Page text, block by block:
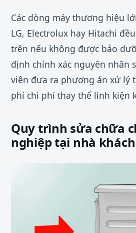
Các dòng máy thương hiệu
LG, Electrolux hay Hitachi
trên nếu không được bảo
định chính xác nguyên nhân
viên đưa ra phương án xử lý
phí chi phí thay thế linh kiện
Quy trình sửa chữa
nghiệp tại nhà